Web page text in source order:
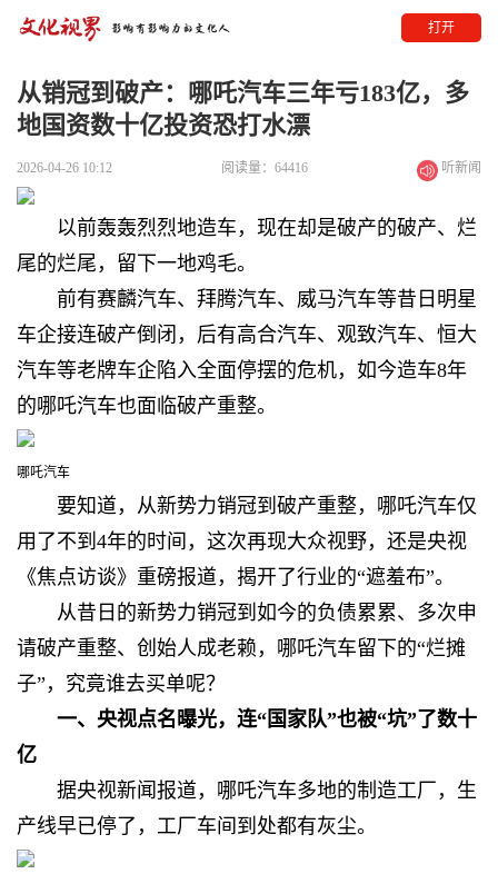
打开
从销冠到破产：哪吒汽车三年亏183亿，多
地国资数十亿投资恐打水漂
2026-04-26 10:12 阅读量：64416 听新闻
以前轰轰烈烈地造车，现在却是破产的破产、烂
尾的烂尾，留下一地鸡毛。
前有赛麟汽车、拜腾汽车、威马汽车等昔日明星
车企接连破产倒闭，后有高合汽车、观致汽车、恒大
汽车等老牌车企陷入全面停摆的危机，如今造车8年
的哪吒汽车也面临破产重整。
哪吒汽车
要知道， 从新势力销冠到破产重整，哪吒汽车仅
用了不到4年的时间，这次再现大众视野，还是央视
《焦点访谈》重磅报道，揭开了行业的“遮羞布”。
从昔日的新势力销冠到如今的负债累累、多次申
请破产重整、创始人成老赖，哪吒汽车留下的“烂摊
子”，究竟谁去买单呢？
一、 央视点名曝光，连“国家队”也被“坑”了数十
亿
据央视新闻报道，哪吒汽车多地的制造工厂，生
产线早已停了，工厂车间到处都有灰尘。